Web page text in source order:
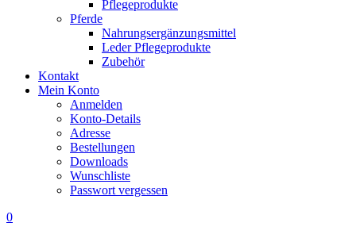
Pflegeprodukte
Pferde
Nahrungsergänzungsmittel
Leder Pflegeprodukte
Zubehör
Kontakt
Mein Konto
Anmelden
Konto-Details
Adresse
Bestellungen
Downloads
Wunschliste
Passwort vergessen
0